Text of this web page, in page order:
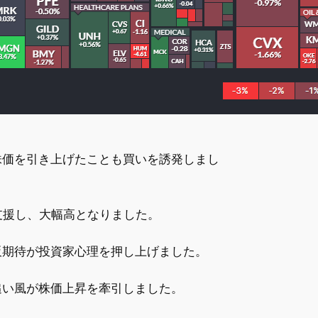
を引き上げたことも買いを誘発しまし
し、大幅高となりました。
待が投資家心理を押し上げました。
風が株価上昇を牽引しました。